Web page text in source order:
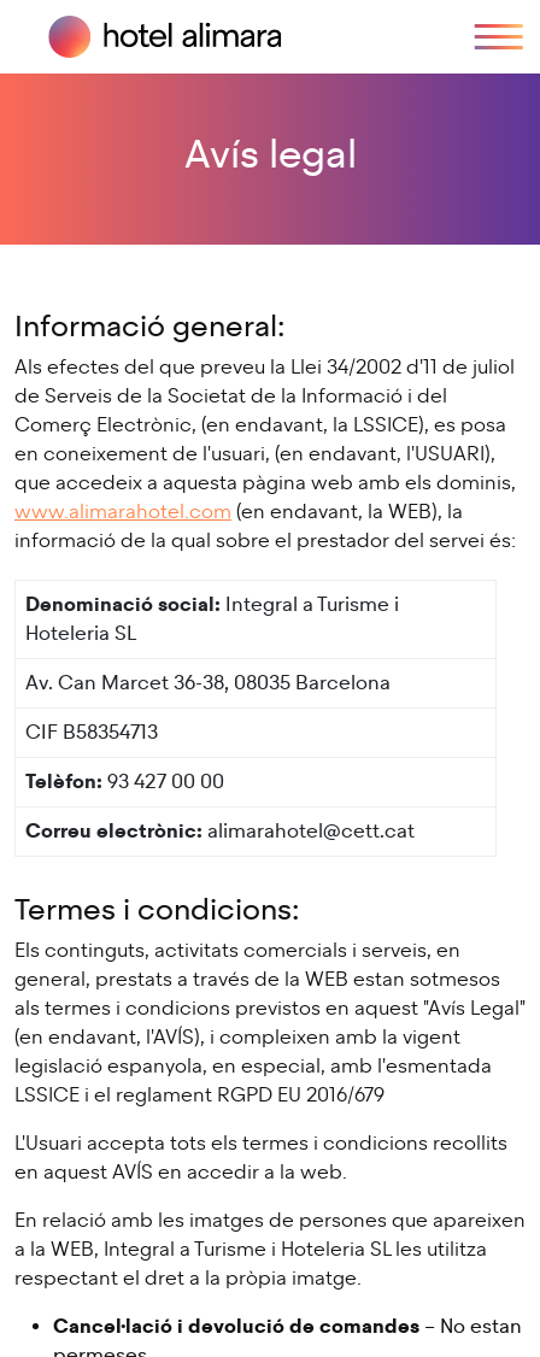
Avís legal
Informació general:
Als efectes del que preveu la Llei 34/2002 d'11 de juliol
de Serveis de la Societat de la Informació i del
Comerç Electrònic, (en endavant, la LSSICE), es posa
en coneixement de l'usuari, (en endavant, l'USUARI),
que accedeix a aquesta pàgina web amb els dominis,
www.alimarahotel.com (en endavant, la WEB), la
informació de la qual sobre el prestador del servei és:
Denominació social: Integral a Turisme i
Hoteleria SL
Av. Can Marcet 36-38, 08035 Barcelona
CIF B58354713
Telèfon: 93 427 00 00
Correu electrònic: alimarahotel@cett.cat
Termes i condicions:
Els continguts, activitats comercials i serveis, en
general, prestats a través de la WEB estan sotmesos
als termes i condicions previstos en aquest "Avís Legal"
(en endavant, l'AVÍS), i compleixen amb la vigent
legislació espanyola, en especial, amb l'esmentada
LSSICE i el reglament RGPD EU 2016/679
L'Usuari accepta tots els termes i condicions recollits
en aquest AVÍS en accedir a la web.
En relació amb les imatges de persones que apareixen
a la WEB, Integral a Turisme i Hoteleria SL les utilitza
respectant el dret a la pròpia imatge.
Cancel·lació i devolució de comandes – No estan